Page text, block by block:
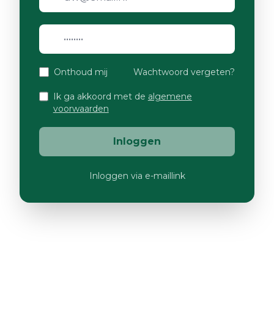
Onthoud mij Wachtwoord vergeten?
Ik ga akkoord met de algemene
voorwaarden
Inloggen
Inloggen via e-maillink